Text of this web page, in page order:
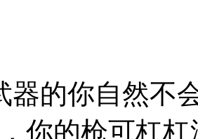
器的你自然不
你的枪可杠